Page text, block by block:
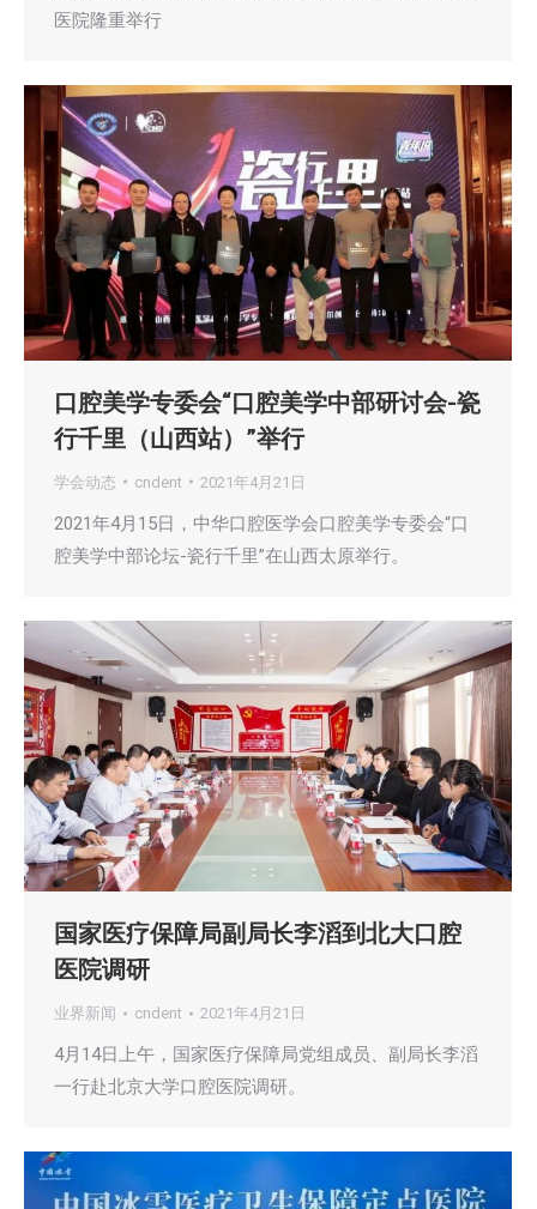
医院隆重举行
口腔美学专委会“口腔美学中部研讨会-瓷
行千里（山西站）”举行
学会动态 cndent 2021年4月21日
2021年4月15日，中华口腔医学会口腔美学专委会“口
腔美学中部论坛-瓷行千里”在山西太原举行。
国家医疗保障局副局长李滔到北大口腔
医院调研
业界新闻 cndent 2021年4月21日
4月14日上午，国家医疗保障局党组成员、副局长李滔
一行赴北京大学口腔医院调研。